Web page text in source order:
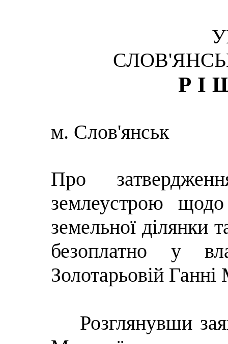
м. Слов'янськ
Про
землеустрою щодо
земельної ділянки
безоплатно у
Золотарьовій Ганні
Розглянувши